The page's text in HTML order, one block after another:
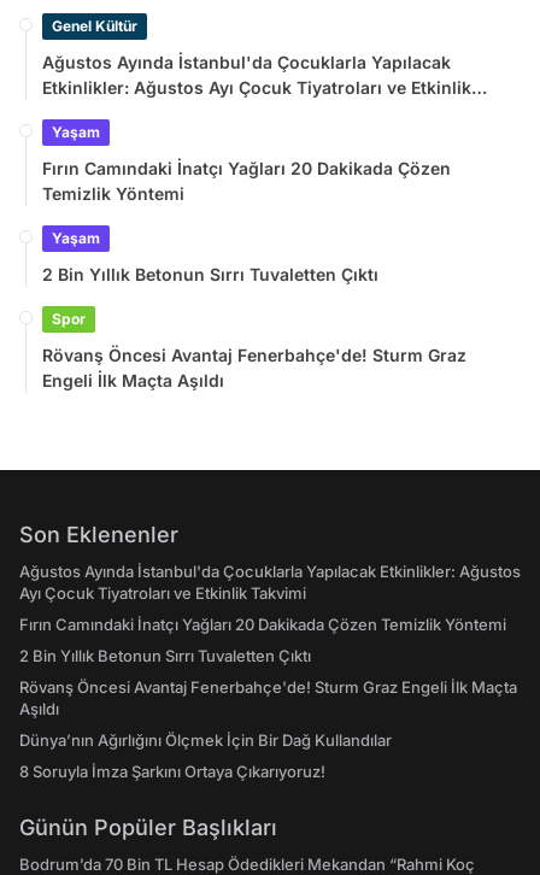
Genel Kültür
Ağustos Ayında İstanbul'da Çocuklarla Yapılacak
Etkinlikler: Ağustos Ayı Çocuk Tiyatroları ve Etkinlik
Yaşam
Fırın Camındaki İnatçı Yağları 20 Dakikada Çözen
Temizlik Yöntemi
Yaşam
2 Bin Yıllık Betonun Sırrı Tuvaletten Çıktı
Spor
Rövanş Öncesi Avantaj Fenerbahçe'de! Sturm Graz
Engeli İlk Maçta Aşıldı
Son Eklenenler
Ağustos Ayında İstanbul'da Çocuklarla Yapılacak Etkinlikler: Ağustos
Ayı Çocuk Tiyatroları ve Etkinlik Takvimi
Fırın Camındaki İnatçı Yağları 20 Dakikada Çözen Temizlik Yöntemi
2 Bin Yıllık Betonun Sırrı Tuvaletten Çıktı
Rövanş Öncesi Avantaj Fenerbahçe'de! Sturm Graz Engeli İlk Maçta
Aşıldı
Dünya’nın Ağırlığını Ölçmek İçin Bir Dağ Kullandılar
8 Soruyla İmza Şarkını Ortaya Çıkarıyoruz!
Günün Popüler Başlıkları
Bodrum’da 70 Bin TL Hesap Ödedikleri Mekandan “Rahmi Koç